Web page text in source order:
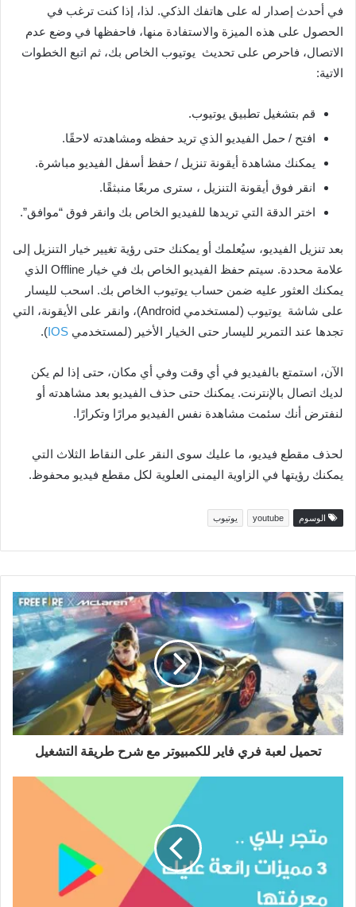
في أحدث إصدار له على هاتفك الذكي. لذا، إذا كنت ترغب في
الحصول على هذه الميزة والاستفادة منها، فاحفظها في وضع عدم
الاتصال، فاحرص على تحديث يوتيوب الخاص بك، ثم اتبع الخطوات
الاتية:
قم بتشغيل تطبيق يوتيوب.
افتح / حمل الفيديو الذي تريد حفظه ومشاهدته لاحقًا.
يمكنك مشاهدة أيقونة تنزيل / حفظ أسفل الفيديو مباشرة.
انقر فوق أيقونة التنزيل ، سترى مربعًا منبثقًا.
اختر الدقة التي تريدها للفيديو الخاص بك وانقر فوق “موافق”.
بعد تنزيل الفيديو، سيُعلمك أو يمكنك حتى رؤية تغيير خيار التنزيل إلى
علامة محددة. سيتم حفظ الفيديو الخاص بك في خيار Offline الذي
يمكنك العثور عليه ضمن حساب يوتيوب الخاص بك. اسحب لليسار
على شاشة يوتيوب (لمستخدمي Android)، وانقر على الأيقونة، التي
تجدها عند التمرير لليسار حتى الخيار الأخير (لمستخدمي IOS
).
الآن، استمتع بالفيديو في أي وقت وفي أي مكان، حتى إذا لم يكن
لديك اتصال بالإنترنت. يمكنك حتى حذف الفيديو بعد مشاهدته أو
لنفترض أنك سئمت مشاهدة نفس الفيديو مرارًا وتكرارًا.
لحذف مقطع فيديو، ما عليك سوى النقر على النقاط الثلاث التي
يمكنك رؤيتها في الزاوية اليمنى العلوية لكل مقطع فيديو محفوظ.
الوسوم youtube يوتيوب
تحميل لعبة فري فاير للكمبيوتر مع شرح طريقة التشغيل